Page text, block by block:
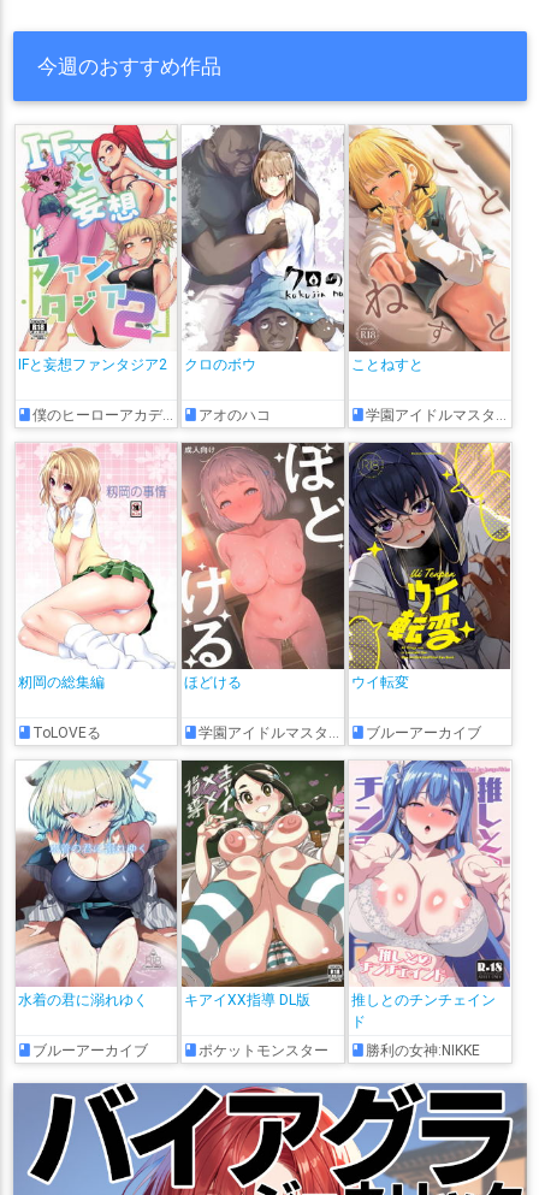
今週のおすすめ作品
IFと妄想ファンタジア2
僕のヒーローアカデミア
クロのボウ
アオのハコ
ことねすと
学園アイドルマスター
籾岡の総集編
ToLOVEる
ほどける
学園アイドルマスター
ウイ転変
ブルーアーカイブ
水着の君に溺れゆく
ブルーアーカイブ
キアイXX指導 DL版
ポケットモンスター
推しとのチンチェイン
ド
勝利の女神:NIKKE